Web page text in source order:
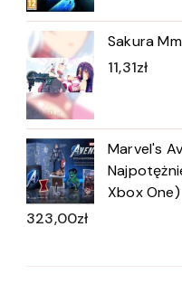
Sakura
11,31zł
Marvel's
Xbox One)
323,00zł